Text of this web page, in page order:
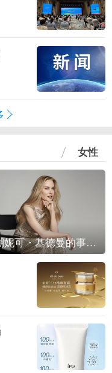
女性
回溯妮可・基德曼的事业轨迹